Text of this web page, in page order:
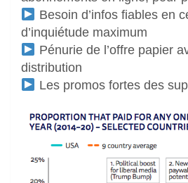
Besoin d’infos fiables en
d’inquiétude maximum
Pénurie de l’offre papier
distribution
Les promos fortes des